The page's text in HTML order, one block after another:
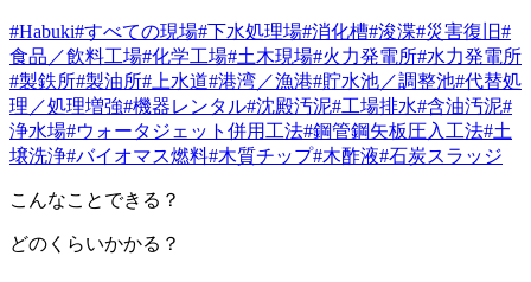
#Habuki#すべての現場#下水処理場#消化槽#浚渫#災害復旧#
食品／飲料工場#化学工場#土木現場#火力発電所#水力発電所
#製鉄所#製油所#上水道#港湾／漁港#貯水池／調整池#代替処
理／処理増強#機器レンタル#沈殿汚泥#工場排水#含油汚泥#
浄水場#ウォータジェット併用工法#鋼管鋼矢板圧入工法#土
壌洗浄#バイオマス燃料#木質チップ#木酢液#石炭スラッジ
こんなことできる？
どのくらいかかる？